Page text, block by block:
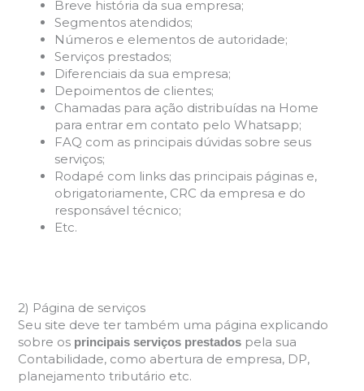
Breve história da sua empresa;
Segmentos atendidos;
Números e elementos de autoridade;
Serviços prestados;
Diferenciais da sua empresa;
Depoimentos de clientes;
Chamadas para ação distribuídas na Home
para entrar em contato pelo Whatsapp;
FAQ com as principais dúvidas sobre seus
serviços;
Rodapé com links das principais páginas e,
obrigatoriamente, CRC da empresa e do
responsável técnico;
Etc.
2) Página de serviços
Seu site deve ter também uma página explicando
sobre os principais serviços prestadospela sua
Contabilidade, como abertura de empresa, DP,
planejamento tributário etc.